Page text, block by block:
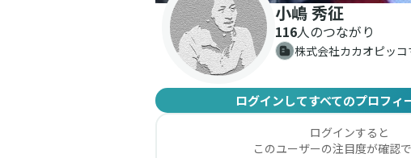
小嶋 秀征
116人のつながり
株式会社カカオピッコ
ログインしてすべてのプロフィ
ログインすると
このユーザーの注目度が確認